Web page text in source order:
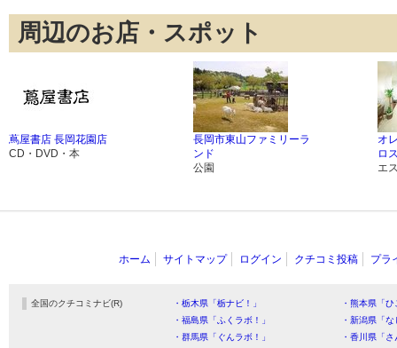
周辺のお店・スポット
蔦屋書店 長岡花園店
CD・DVD・本
長岡市東山ファミリーラ
ンド
公園
オ
ロ
エ
ホーム サイトマップ ログイン クチコミ投稿 プラ
全国のクチコミナビ(R) ・栃木県「栃ナビ！」
・熊本県「
・福島県「ふくラボ！」
・新潟県「
・群馬県「ぐんラボ！」
・香川県「